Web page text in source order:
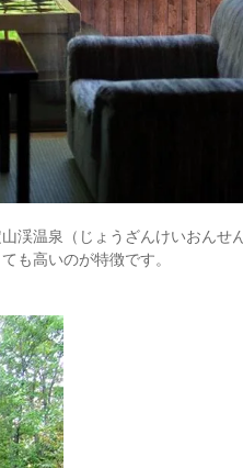
渓温泉（じょうざんけいおんせ
も高いのが特徴です。